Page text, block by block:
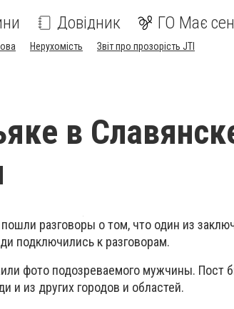
Довідник ГО Має
Нерухомість Звіт про прозорість JTI
в
разговоры о том, что один из
подключились к разговорам.
фото подозреваемого мужчины. Пост
и из других городов и областей.